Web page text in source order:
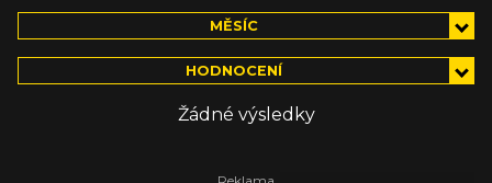
MĚSÍC
HODNOCENÍ
Žádné výsledky